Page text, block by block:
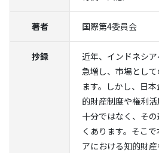
著者 国際第4委員会
抄録
近年、インドネシ
急増し、市場とし
ます。しかし、日
的財産制度や権利
十分ではなく、そ
くあります。そこ
アにおける知的財